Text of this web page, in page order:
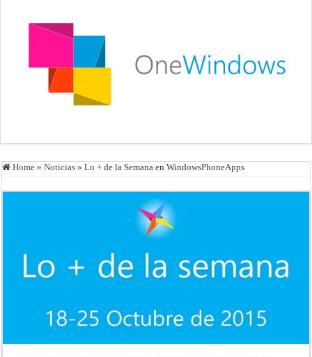
Home » Noticias » Lo + de la Semana en WindowsPhoneApps